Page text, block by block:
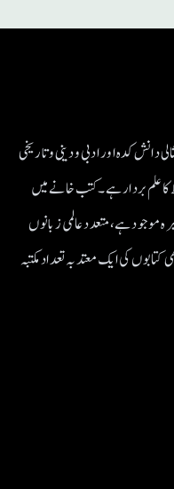
دانش کدہ اور ادبی ودینی و تاریخی
کا علم بردار ہے۔کتب خانے میں
موجود ہے، متعدد عالمی زبانوں
کی ایک معتد بہ تعداد مکتبہ